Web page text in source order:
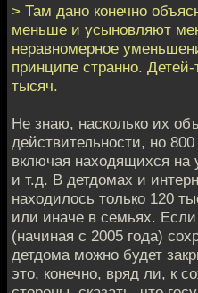
> Там дано конечно
меньше и усыновляют
неравномерное
принципе странно.
тысяч.
Не знаю, насколько их
действительности, но
включая находящихся на
и т.д. В детдомах и
находилось только 120
или иначе в семьях.
(начиная с 2005 года)
детдома можно будет
это, конечно, вряд ли, к